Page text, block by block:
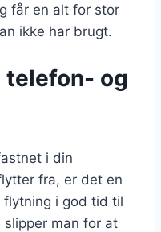
får en alt for stor
ikke har brugt.
og
i din
fra, er det en
i god tid til
slipper man for at